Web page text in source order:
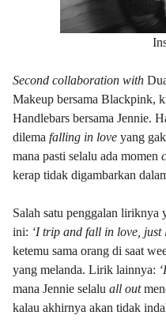
Second collaboration with
Makeup bersama Blackpink,
Handlebars bersama Jennie.
dilema falling in love yang
mana pasti selalu ada momen
kerap tidak digambarkan
Salah satu penggalan liriknya
ini: ‘I trip and fall in love, just
ketemu sama orang di saat
yang melanda. Lirik lainnya:
mana Jennie selalu all out
kalau akhirnya akan tidak